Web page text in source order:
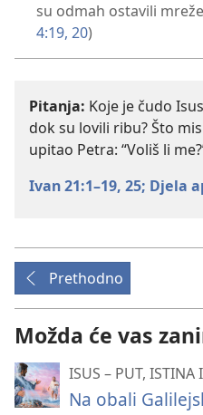
su odmah ostavili
4:19, 20)
Pitanja: Koje je čudo
dok su lovili ribu? Što
upitao Petra: “Voliš li
Ivan 21:1–19, 25; Djela
Prethodno
Možda će vas
ISUS – PUT, ISTINA
Na obali